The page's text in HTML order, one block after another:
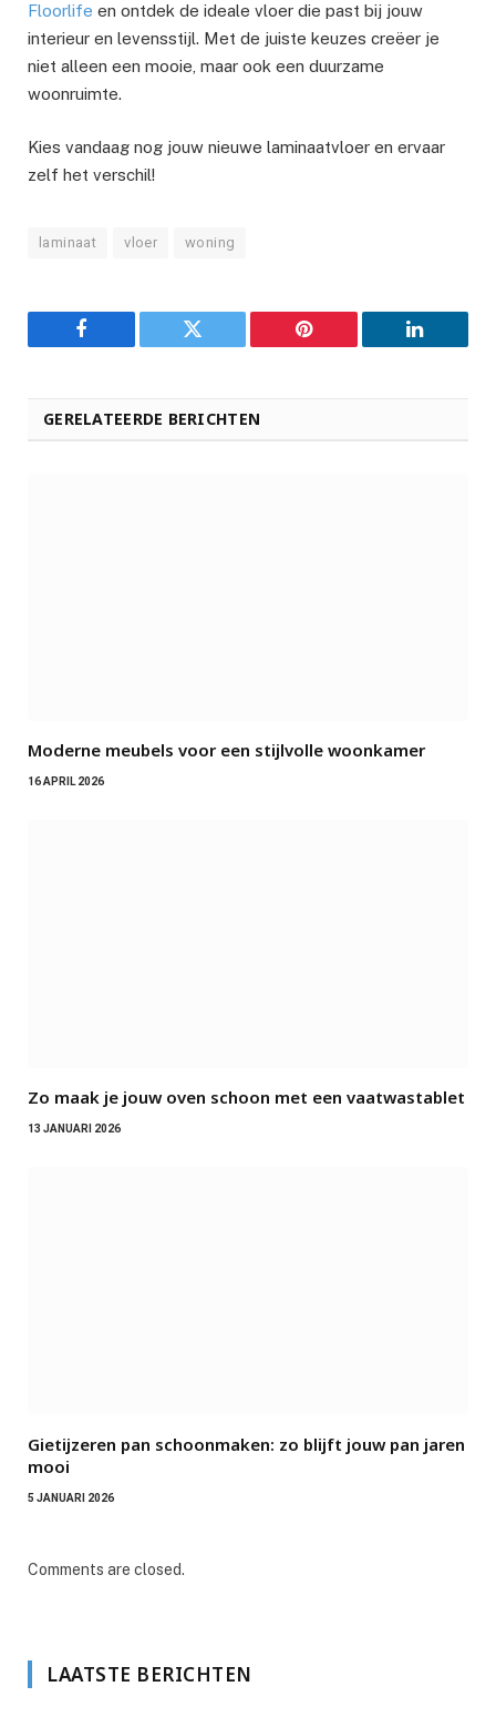
Floorlife en ontdek de ideale vloer die past bij jouw
interieur en levensstijl. Met de juiste keuzes creëer je
niet alleen een mooie, maar ook een duurzame
woonruimte.
Kies vandaag nog jouw nieuwe laminaatvloer en ervaar
zelf het verschil!
laminaat vloer woning
Facebook Twitter Pinterest LinkedIn
GERELATEERDE BERICHTEN
Moderne meubels voor een stijlvolle woonkamer
16 APRIL 2026
Zo maak je jouw oven schoon met een vaatwastablet
13 JANUARI 2026
Gietijzeren pan schoonmaken: zo blijft jouw pan jaren
mooi
5 JANUARI 2026
Comments are closed.
LAATSTE BERICHTEN